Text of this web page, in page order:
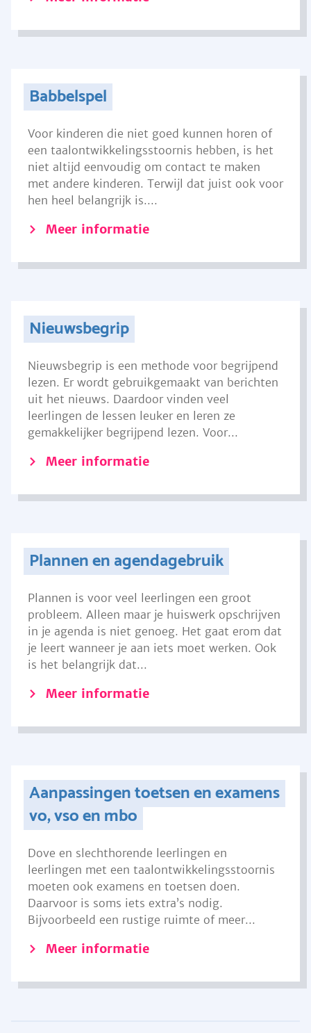
Babbelspel
Voor kinderen die niet goed kunnen horen of
een taalontwikkelingsstoornis hebben, is het
niet altijd eenvoudig om contact te maken
met andere kinderen. Terwijl dat juist ook voor
hen heel belangrijk is....
Meer informatie
Nieuwsbegrip
Nieuwsbegrip is een methode voor begrijpend
lezen. Er wordt gebruikgemaakt van berichten
uit het nieuws. Daardoor vinden veel
leerlingen de lessen leuker en leren ze
gemakkelijker begrijpend lezen. Voor...
Meer informatie
Plannen en agendagebruik
Plannen is voor veel leerlingen een groot
probleem. Alleen maar je huiswerk opschrijven
in je agenda is niet genoeg. Het gaat erom dat
je leert wanneer je aan iets moet werken. Ook
is het belangrijk dat...
Meer informatie
Aanpassingen toetsen en examens
vo, vso en mbo
Dove en slechthorende leerlingen en
leerlingen met een taalontwikkelingsstoornis
moeten ook examens en toetsen doen.
Daarvoor is soms iets extra’s nodig.
Bijvoorbeeld een rustige ruimte of meer...
Meer informatie